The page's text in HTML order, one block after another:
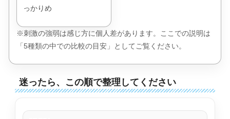
っかりめ
※刺激の強弱は感じ方に個人差があります。ここでの説明は
「5種類の中での比較の目安」としてご覧ください。
迷ったら、この順で整理してください